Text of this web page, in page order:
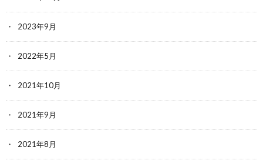
2023年9月
2022年5月
2021年10月
2021年9月
2021年8月